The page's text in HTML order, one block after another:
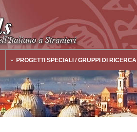
PROGETTI SPECIALI / GRUPPI DI RICERCA